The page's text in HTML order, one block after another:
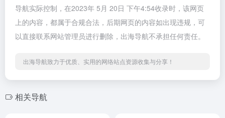
导航实际控制，在2023年 5月 20日 下午4:54收录时，该网页
上的内容，都属于合规合法，后期网页的内容如出现违规，可
以直接联系网站管理员进行删除，出海导航不承担任何责任。
出海导航致力于优质、实用的网络站点资源收集与分享！
相关导航